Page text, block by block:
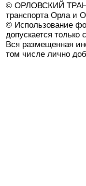
© ОРЛОВСКИЙ
транспорта Орла и
© Использование
допускается только
Вся размещенная
том числе лично